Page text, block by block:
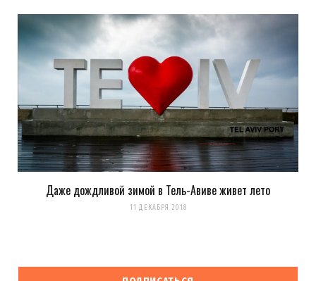
Даже дождливой зимой в Тель-Авиве живет лето
11 ДЕКАБРЯ 2018